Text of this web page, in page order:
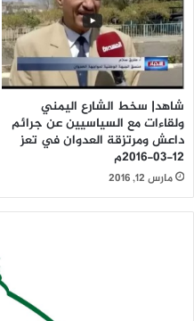
شاهد| سخط الشارع اليمني
ولقاءات مع السياسيين عن جرائم
داعش ومرتزقة العدوان في تعز
12-03-2016م
مارس 12, 2016